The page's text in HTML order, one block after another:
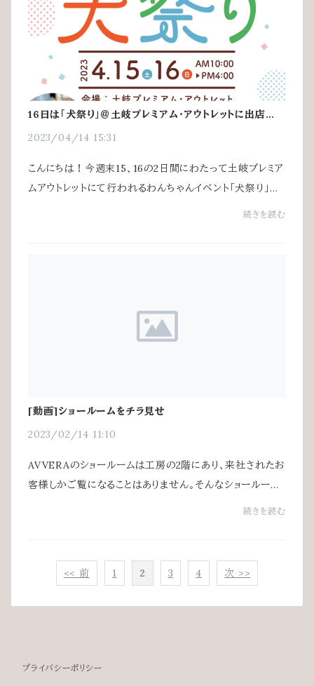
16日は「犬祭り」＠土岐プレミアム・アウトレットに出店しま
2023/04/14 15:31
こんにちは！今週末15、16の2日間にわたって土岐プレミア
ムアウトレットにて行われるわんちゃんイベント「犬祭り」にA
VVERAも出店いたします。AVVERAは16日のみ、マルシェ
続きを読む
[動画]ショールームをチラ見せ
2023/02/14 11:10
AVVERAのショールームは工房の2階にあり、来社されたお
客様しかご覧になることはありません。そんなショールーム
の様子を動画にしてみました。自社開発のアルティメイトピ
続きを読む
<< 前 1 2 3 4 次 >>
プライバシーポリシー